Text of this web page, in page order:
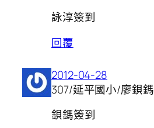
詠淳簽到
回覆
2012-04-28
307/延平國小/廖鋇鎷
鋇鎷簽到